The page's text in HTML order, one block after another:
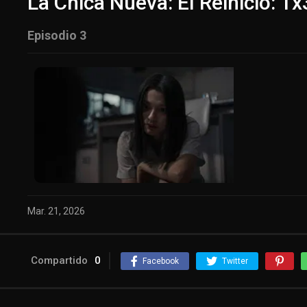
Episodio 3
Mar. 21, 2026
Compartido 0 Facebook Twitter